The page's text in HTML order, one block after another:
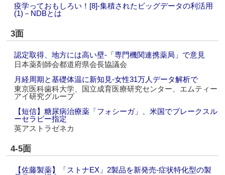
疫学っておもしろい！[8]‐集積されたビッグデータの利活用
(1)－NDBとは
3面
認定取得、地方には高い壁‐「専門機関連携薬局」で意見
日本薬剤師会都道府県会長協議会
月経周期と基礎体温に新知見‐女性31万人データ解析で
東京医科歯科大学、国立成育医療研究センター、エムティー
アイ研究グループ
【短信】糖尿病治療薬「フォシーガ」、米国でブレークスル
ーセラピー指定
英アストラゼネカ
4-5面
【佐藤製薬】「ストナEX」2製品を新発売‐症状特化型の製